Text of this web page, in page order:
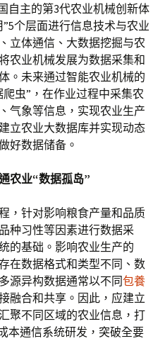
自主的第3代农业机械创新体
个层面进行信息技术与农业
立体通信、大数据挖掘与农
农业机械发展为数据采集和
。未来通过智能农业机械的
虫”，在作业过程中采集农
气象等信息，实现农业生产
立农业大数据库并实现动态
好数据储备。
农业“数据孤岛”
，针对影响粮食产量和品质
种习性等因素进行数据采
的基础。影响农业生产的
在数据格式和类型不同、数
源异构数据通常以不同包養
融合和共享。因此，应建立
聚不同区域的农业信息，打
本通信系统研发，突破全要